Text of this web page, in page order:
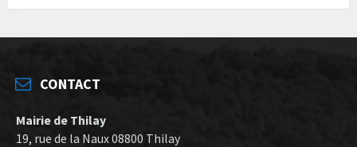
CONTACT
Mairie de Thilay
19, rue de la Naux 08800 Thilay